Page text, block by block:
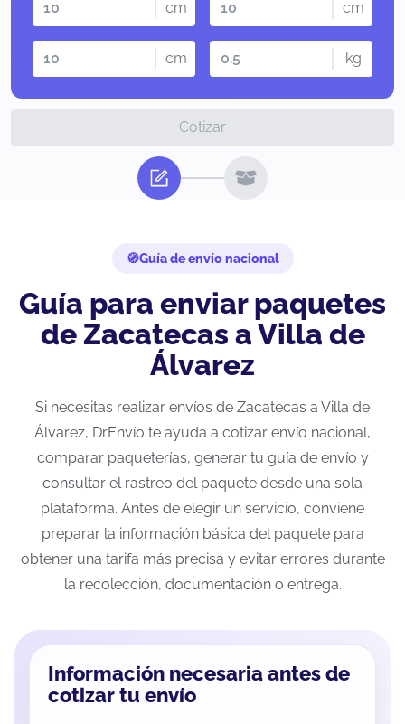
cm cm
cm kg
Cotizar
Guía de envío nacional
Guía para enviar paquetes
de Zacatecas a Villa de
Álvarez
Si necesitas realizar envíos de Zacatecas a Villa de
Álvarez, DrEnvío te ayuda a cotizar envío nacional,
comparar paqueterías, generar tu guía de envío y
consultar el rastreo del paquete desde una sola
plataforma. Antes de elegir un servicio, conviene
preparar la información básica del paquete para
obtener una tarifa más precisa y evitar errores durante
la recolección, documentación o entrega.
Información necesaria antes de
cotizar tu envío